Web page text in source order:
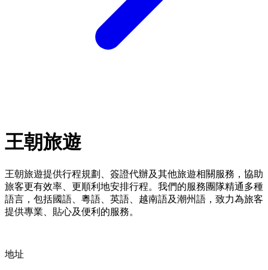
王朝旅遊
王朝旅遊提供行程規劃、簽證代辦及其他旅遊相關服務，協助
旅客更有效率、更順利地安排行程。我們的服務團隊精通多種
語言，包括國語、粵語、英語、越南語及潮州語，致力為旅客
提供專業、貼心及便利的服務。
地址